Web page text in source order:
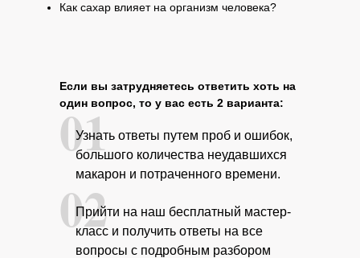
Как сахар влияет на организм человека?
Если вы затрудняетесь ответить хоть на
один вопрос, то у вас есть 2 варианта:
01
Узнать ответы путем проб и ошибок,
большого количества неудавшихся
макарон и потраченного времени.
02
Прийти на наш бесплатный мастер-
класс и получить ответы на все
вопросы с подробным разбором